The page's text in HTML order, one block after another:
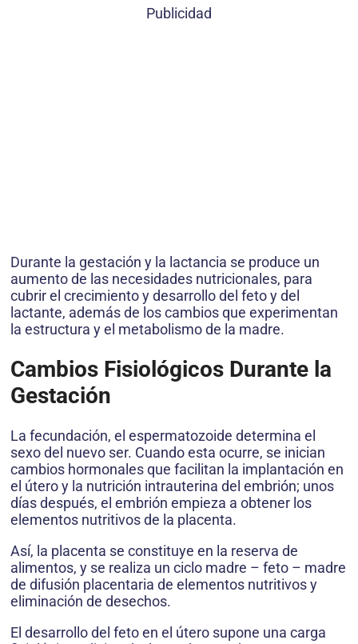
Publicidad
Durante la gestación y la lactancia se produce un
aumento de las necesidades nutricionales, para
cubrir el crecimiento y desarrollo del feto y del
lactante, además de los cambios que experimentan
la estructura y el metabolismo de la madre.
Cambios Fisiológicos Durante la
Gestación
La fecundación, el espermatozoide determina el
sexo del nuevo ser. Cuando esta ocurre, se inician
cambios hormonales que facilitan la implantación en
el útero y la nutrición intrauterina del embrión; unos
días después, el embrión empieza a obtener los
elementos nutritivos de la placenta.
Así, la placenta se constituye en la reserva de
alimentos, y se realiza un ciclo madre – feto – madre
de difusión placentaria de elementos nutritivos y
eliminación de desechos.
El desarrollo del feto en el útero supone una carga